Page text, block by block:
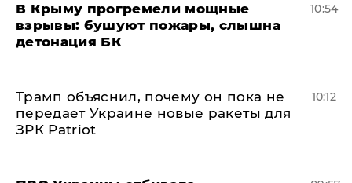
В Крыму прогремели мощные
взрывы: бушуют пожары, слышна
детонация БК
10:54
Трамп объяснил, почему он пока не
передает Украине новые ракеты для
ЗРК Patriot
10:12